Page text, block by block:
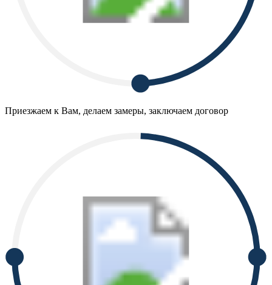
Приезжаем к Вам, делаем замеры, заключаем договор